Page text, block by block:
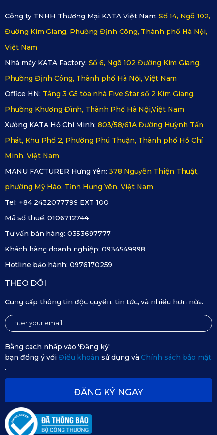
Camera sau cũng đạt góc quay đến 140°, cùng thông số
đi kèm là 1080P @ 25FPS
4K khi sử dụng cam trước và 2k khi hoạt động cả 2 cam
trước và sau. Carema hành trình KATA KD002 cho hình
ảnh chân thực, sắc nét, sống động
Hình ảnh, video sắc nét vào ban đêm khi trang bị tính
năng Super Night Vision tự cân bằng ánh sáng tùy vài
nhiệt độ, điều kiện của môi trường khác nhau
Kết hợp truyền tải, lưu trữ hình ảnh qua app “KATA Dash”
nhanh chóng, tiện lợi
Thiết kế nút chụp cứng ngay trên thân máy dễ dàng sử
dụng.
Công ty TNHH Thương Mại KATA Việt Nam: Số 14, Ngõ 102,
Đường Kim Giang, Phường Định Công, Thành phố Hà Nội,
Việt Nam
Nhà máy KATA Factory: Số 6, Ngõ 102 Đường Kim Giang,
Phường Định Công, Thành phố Hà Nội, Việt Nam
Office HN: Tầng 3 G5 tòa nhà Five Star số 2 Kim Giang,
Phường Khương Đình, Thành Phố Hà Nội,Việt Nam
Xưởng KATA Hồ Chí Minh: 803/58/61A Đường Huỳnh Tấn
Phát, Khu Phố 2, Phường Phú Thuận, Thành phố Hồ Chí
Minh, Việt Nam
MANU FACTURER Hưng Yên: 378 Nguyễn Thiện Thuật,
phường Mỹ Hào, Tỉnh Hưng Yên, Việt Nam
Tel: +84 2432077799 EXT 100
Mã số thuế: 0106712744
Tư vấn bán hàng: 0353697777
Khách hàng doanh nghiệp: 0934549998
Hotline bảo hành: 0976170259
THEO DÕI
Cung cấp thông tin độc quyền, tin tức, và nhiều hơn nữa.
Bằng cách nhấp vào 'Đăng ký'
bạn đồng ý với Điều khoản sử dụng và Chính sách bảo mật
.
ĐĂNG KÝ NGAY